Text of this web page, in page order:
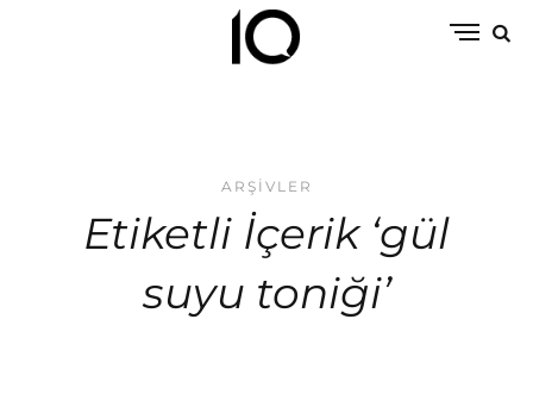
ARŞIVLER
Etiketli İçerik ‘gül
suyu toniği’